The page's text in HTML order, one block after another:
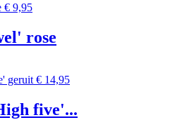
rose
five'...